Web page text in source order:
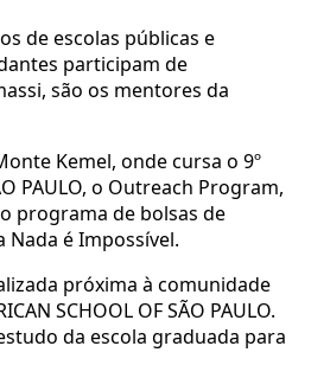
de escolas públicas e
participam de
são os mentores da
Kemel, onde cursa o 9º
PAULO, o Outreach Program,
programa de bolsas de
é Impossível.
próxima à comunidade
SCHOOL OF SÃO PAULO.
da escola graduada para